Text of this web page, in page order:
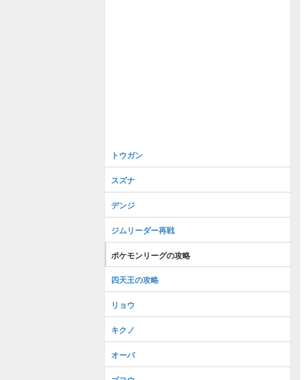
トウガン
スズナ
デンジ
ジムリーダー再戦
ポケモンリーグの攻略
四天王の攻略
リョウ
キクノ
オーバ